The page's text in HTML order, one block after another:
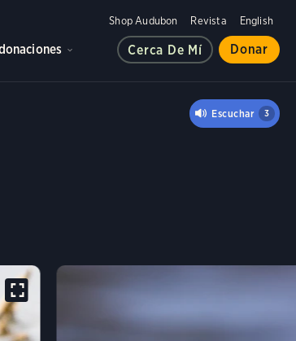
Shop Audubon Revista English
Cerca De Mí Donar
Escuchar 3